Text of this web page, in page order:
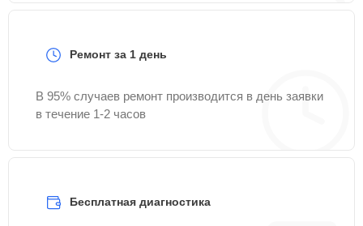
Ремонт за 1 день
В 95% случаев ремонт производится в день заявки
в течение 1-2 часов
Бесплатная диагностика